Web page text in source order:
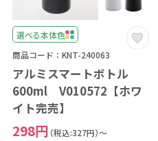
選べる本体色
商品コード：KNT-240063
アルミスマートボトル
600ml V010572【ホワ
イト完売】
298円 （税込:327円）～